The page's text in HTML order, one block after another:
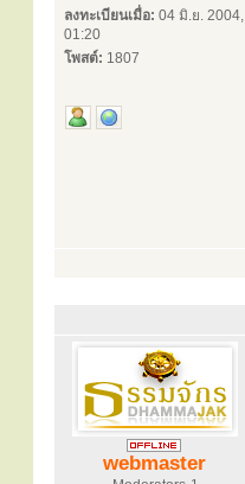
ลงทะเบียนเมื่อ: 04 มิ.ย. 2004,
01:20
โพสต์: 1807
webmaster